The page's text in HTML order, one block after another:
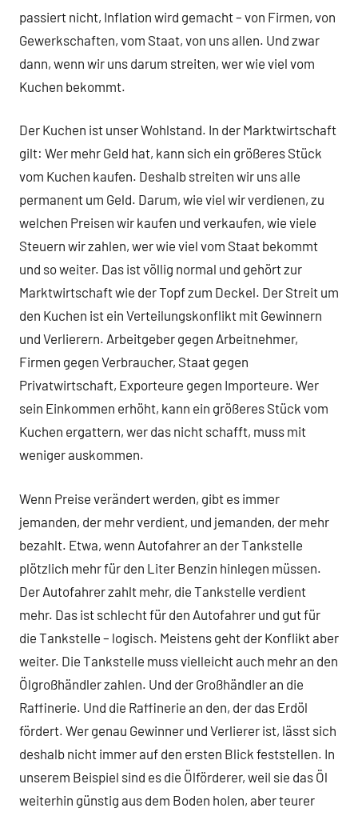
passiert nicht, Inflation wird gemacht – von Firmen, von
Gewerkschaften, vom Staat, von uns allen. Und zwar
dann, wenn wir uns darum streiten, wer wie viel vom
Kuchen bekommt.
Der Kuchen ist unser Wohlstand. In der Marktwirtschaft
gilt: Wer mehr Geld hat, kann sich ein größeres Stück
vom Kuchen kaufen. Deshalb streiten wir uns alle
permanent um Geld. Darum, wie viel wir verdienen, zu
welchen Preisen wir kaufen und verkaufen, wie viele
Steuern wir zahlen, wer wie viel vom Staat bekommt
und so weiter. Das ist völlig normal und gehört zur
Marktwirtschaft wie der Topf zum Deckel. Der Streit um
den Kuchen ist ein Verteilungskonflikt mit Gewinnern
und Verlierern. Arbeitgeber gegen Arbeitnehmer,
Firmen gegen Verbraucher, Staat gegen
Privatwirtschaft, Exporteure gegen Importeure. Wer
sein Einkommen erhöht, kann ein größeres Stück vom
Kuchen ergattern, wer das nicht schafft, muss mit
weniger auskommen.
Wenn Preise verändert werden, gibt es immer
jemanden, der mehr verdient, und jemanden, der mehr
bezahlt. Etwa, wenn Autofahrer an der Tankstelle
plötzlich mehr für den Liter Benzin hinlegen müssen.
Der Autofahrer zahlt mehr, die Tankstelle verdient
mehr. Das ist schlecht für den Autofahrer und gut für
die Tankstelle – logisch. Meistens geht der Konflikt aber
weiter. Die Tankstelle muss vielleicht auch mehr an den
Ölgroßhändler zahlen. Und der Großhändler an die
Raffinerie. Und die Raffinerie an den, der das Erdöl
fördert. Wer genau Gewinner und Verlierer ist, lässt sich
deshalb nicht immer auf den ersten Blick feststellen. In
unserem Beispiel sind es die Ölförderer, weil sie das Öl
weiterhin günstig aus dem Boden holen, aber teurer